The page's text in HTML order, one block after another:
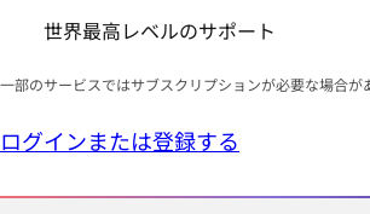
世界最高レベルのサポート
一部のサービスではサブスクリプションが必要な場合が
ログインまたは登録する